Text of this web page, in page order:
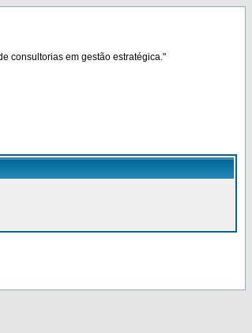
consultorias em gestão estratégica."